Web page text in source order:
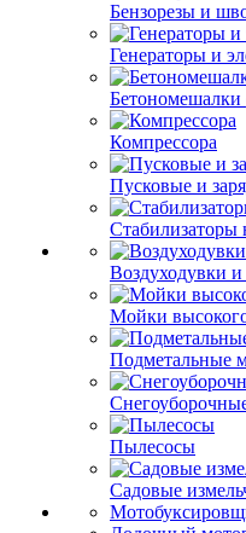
Бензорезы и
Генераторы и
Бетономешалки
Компрессора
Пусковые и
Стабилизаторы
Воздуходувки
Мойки
Подметальные
Пылесосы
Садовые